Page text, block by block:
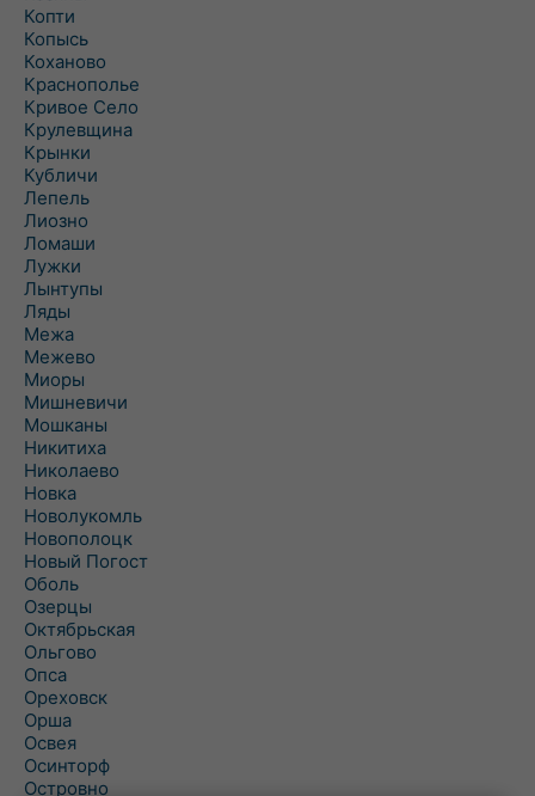
Копти
Копысь
Коханово
Краснополье
Кривое Село
Крулевщина
Крынки
Кубличи
Лепель
Лиозно
Ломаши
Лужки
Лынтупы
Ляды
Межа
Межево
Миоры
Мишневичи
Мошканы
Никитиха
Николаево
Новка
Новолукомль
Новополоцк
Новый Погост
Оболь
Озерцы
Октябрьская
Ольгово
Опса
Ореховск
Орша
Освея
Осинторф
Островно